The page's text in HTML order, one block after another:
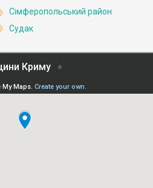
Сімферопольський район
Судак